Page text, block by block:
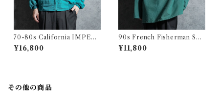
70-80s California IMPERI
AL Harrington jacket Made
in USA Swing Top Turquoi
¥16,800
90s French Fisherman Sm
ock Shirts Green フレンチ
フィッシャーマン スモック グ
¥11,800
その他の商品